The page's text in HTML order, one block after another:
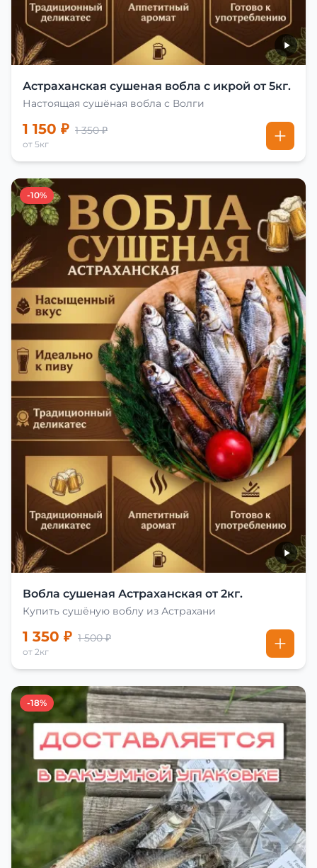
Астраханская сушеная вобла с икрой от 5кг.
Настоящая сушёная вобла с Волги
1 150 ₽ 1 350 ₽
от 5кг
-10%
Вобла сушеная Астраханская от 2кг.
Купить сушёную воблу из Астрахани
1 350 ₽ 1 500 ₽
от 2кг
-18%